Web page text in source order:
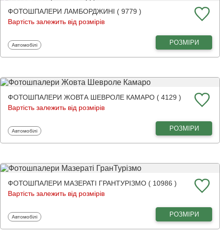
ФОТОШПАЛЕРИ ЛАМБОРДЖИНІ ( 9779 )
Вартість залежить від розмірів
Фотошпалери
Автомобілі РОЗМІРИ
ФОТОШПАЛЕРИ ЖОВТА ШЕВРОЛЕ КАМАРО ( 4129 )
Вартість залежить від розмірів
Фотошпалери
Автомобілі РОЗМІРИ
ФОТОШПАЛЕРИ МАЗЕРАТІ ГРАНТУРІЗМО ( 10986 )
Вартість залежить від розмірів
Фотошпалери
Автомобілі РОЗМІРИ